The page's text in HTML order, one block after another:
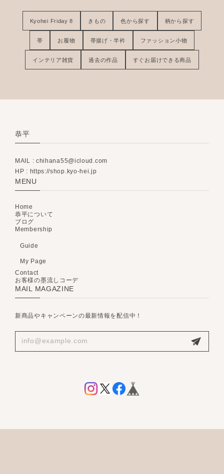
Kyohei Friday 8 きもの 色から探す 柄から探す
帯 お履物 帯揚げ・半衿 ファッション小物
インテリア雑貨 過去の作品 すぐお届けできる商品
恭平
MAIL : chihana55@icloud.com
HP : https://shop.kyo-hei.jp
MENU
Home
恭平について
ブログ
Membership
Guide
My Page
Contact
お客様の墨流しコーデ
MAIL MAGAZINE
新商品やキャンペーンの最新情報を配信中！